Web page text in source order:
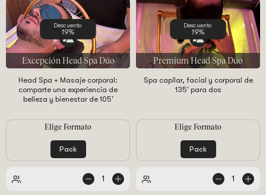
Excepción Head Spa Dúo
Descuento
19%
Head Spa + Masaje corporal:
comparte una experiencia de
belleza y bienestar de 105'
Elige Formato
Pack
1
Premium Head Spa Dúo
Descuento
19%
Spa capilar, facial y corporal de
135' para dos
Elige Formato
Pack
1